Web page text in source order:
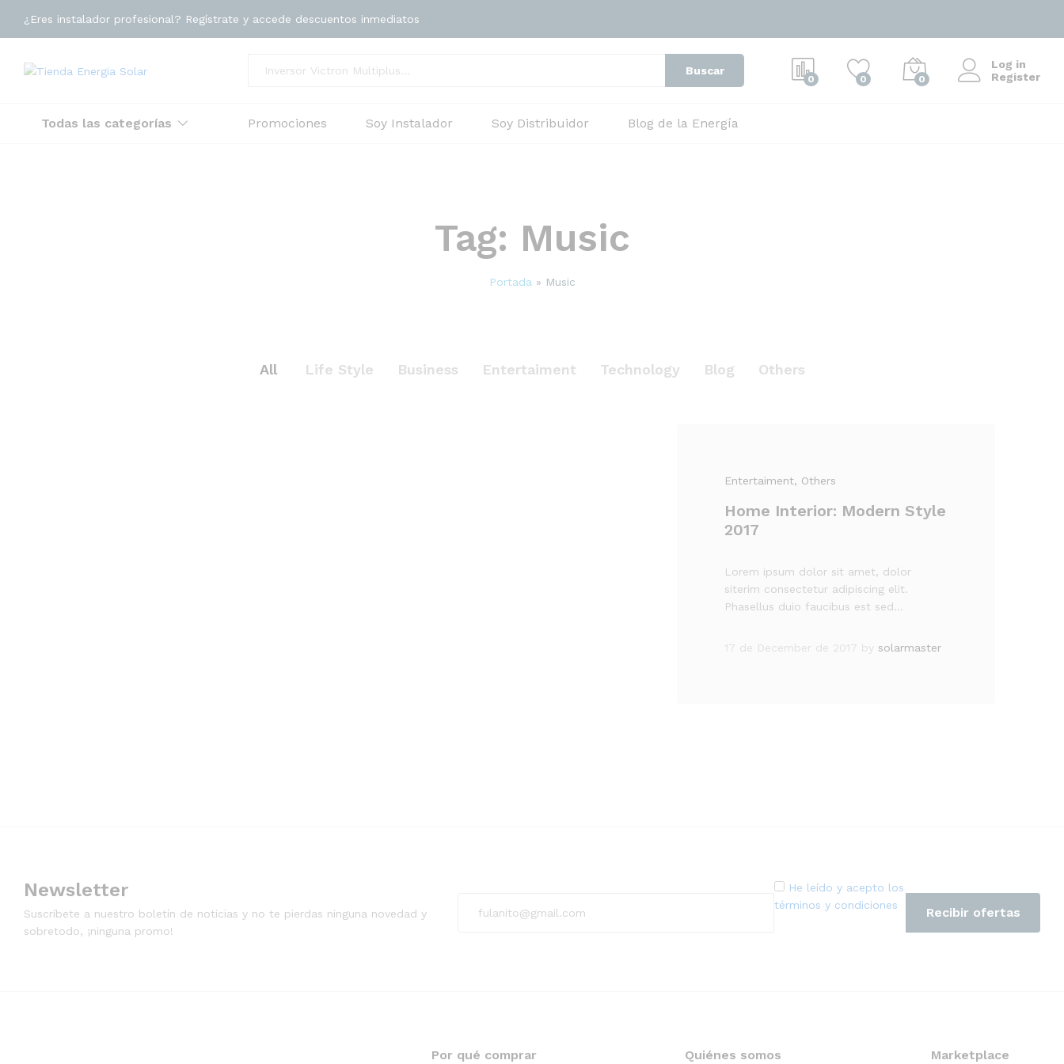
¿Eres instalador profesional? Regístrate y accede descuentos inmediatos
Toda la tienda Buscar
0 0 0
Log in
Register
Todas las categorías Promociones Soy Instalador Soy Distribuidor Blog de la Energía
Tag: Music
Portada » Music
All Life Style Business Entertaiment Technology Blog Others
Entertaiment, Others
Home Interior: Modern Style
2017
Lorem ipsum dolor sit amet, dolor
siterim consectetur adipiscing elit.
Phasellus duio faucibus est sed…
17 de December de 2017 by solarmaster
Newsletter
Suscríbete a nuestro boletín de noticias y no te pierdas ninguna novedad y
sobretodo, ¡ninguna promo!
He leído y acepto los
términos y condiciones
Por qué comprar Quiénes somos Marketplace